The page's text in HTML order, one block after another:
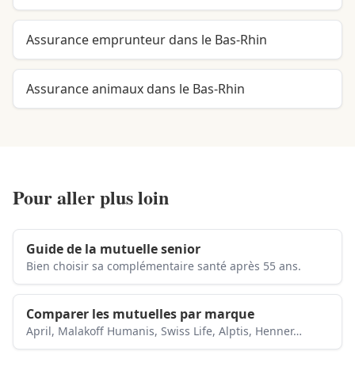
Assurance emprunteur dans le Bas-Rhin
Assurance animaux dans le Bas-Rhin
Pour aller plus loin
Guide de la mutuelle senior
Bien choisir sa complémentaire santé après 55 ans.
Comparer les mutuelles par marque
April, Malakoff Humanis, Swiss Life, Alptis, Henner…